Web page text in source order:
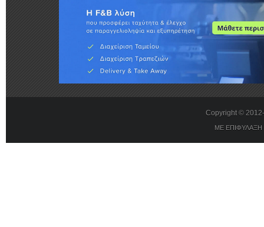
Copyright ©
ΜΕ